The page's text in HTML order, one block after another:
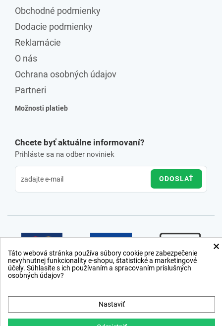
Obchodné podmienky
Dodacie podmienky
Reklamácie
O nás
Ochrana osobných údajov
Partneri
Možnosti platieb
Chcete byť aktuálne informovaní?
Prihláste sa na odber noviniek
ODOSLAŤ
×
Táto webová stránka používa súbory cookie pre zabezpečenie
nevyhnutnej funkcionality e-shopu, štatistické a marketingové
účely. Súhlasíte s ich používaním a spracovaním príslušných
osobných údajov?
Nastaviť